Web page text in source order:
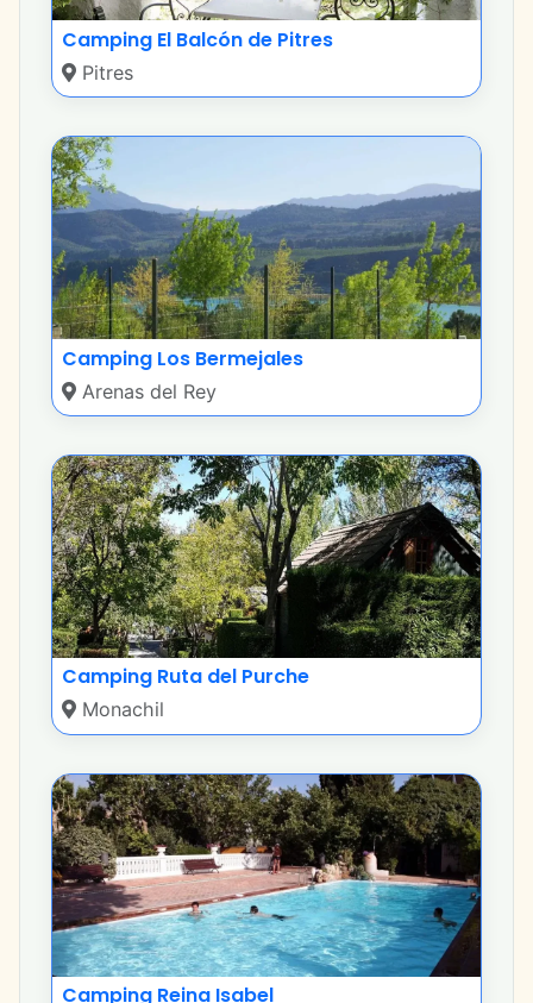
Camping El Balcón de Pitres
Pitres
Camping Los Bermejales
Arenas del Rey
Camping Ruta del Purche
Monachil
Camping Reina Isabel